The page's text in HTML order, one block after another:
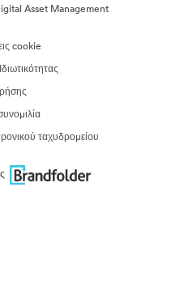
Asset Management
cookie
ταχυδρομείου